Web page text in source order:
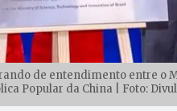
de entendimento entre o
Popular da China | Foto: